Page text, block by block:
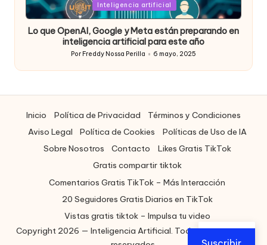
in
Inteligencia artificial
Lo que OpenAI, Google y Meta están preparando en
inteligencia artificial para este año
Publicado
por
Por Freddy Nossa Perilla 6 mayo, 2025
Inicio Política de Privacidad
Términos y Condiciones
Aviso Legal
Política de Cookies
Políticas de Uso de IA
Sobre Nosotros
Contacto
Likes Gratis TikTok
Gratis compartir tiktok
Comentarios Gratis TikTok – Más Interacción
20 Seguidores Gratis Diarios en TikTok
Vistas gratis tiktok – Impulsa tu video
Copyright 2026 — Inteligencia Artificial. Todos los derechos
ES